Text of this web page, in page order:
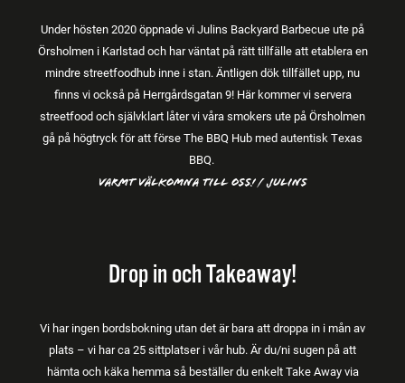
Under hösten 2020 öppnade vi Julins Backyard Barbecue ute på
Örsholmen i Karlstad och har väntat på rätt tillfälle att etablera en
mindre streetfoodhub inne i stan. Äntligen dök tillfället upp, nu
finns vi också på Herrgårdsgatan 9! Här kommer vi servera
streetfood och självklart låter vi våra smokers ute på Örsholmen
gå på högtryck för att förse The BBQ Hub med autentisk Texas
BBQ.
Varmt välkomna till oss! / Julins
Drop in och Takeaway!
Vi har ingen bordsbokning utan det är bara att droppa in i mån av
plats – vi har ca 25 sittplatser i vår hub. Är du/ni sugen på att
hämta och käka hemma så beställer du enkelt Take Away via